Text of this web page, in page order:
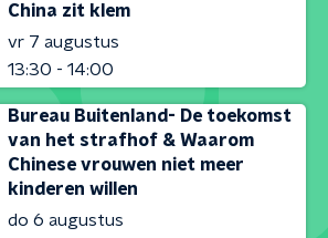
China zit klem
vr 7 augustus
13:30 - 14:00
Bureau Buitenland- De toekomst
van het strafhof & Waarom
Chinese vrouwen niet meer
kinderen willen
do 6 augustus